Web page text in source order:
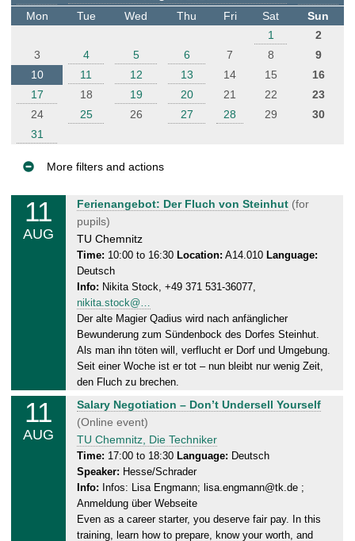
t
e
Mon
Tue Wed Thu Fri Sat
Sun
1
2
3
4 5 6 7 8
9
10
11 12 13 14 15
16
17
18 19 20 21 22
23
24
25 26 27 28 29
30
31
More filters and actions
11
AUG
T
u
e
s
d
a
y
,
1
.
8
.
2
0
2
6
Ferienangebot: Der Fluch von Steinhut (for
pupils)
TU Chemnitz
Time: 10:00 to 16:30 Location: A14.010 Language:
Deutsch
Info: Nikita Stock, +49 371 531-36077,
nikita.stock@…
Der alte Magier Qadius wird nach anfänglicher
Bewunderung zum Sündenbock des Dorfes Steinhut.
Als man ihn töten will, verflucht er Dorf und Umgebung.
Seit einer Woche ist er tot – nun bleibt nur wenig Zeit,
den Fluch zu brechen.
11
AUG
T
u
e
s
d
a
y
,
Salary Negotiation – Don’t Undersell Yourself
(Online event)
TU Chemnitz, Die Techniker
Time: 17:00 to 18:30 Language: Deutsch
Speaker: Hesse/Schrader
Info: Infos: Lisa Engmann; lisa.engmann@tk.de ;
Anmeldung über Webseite
Even as a career starter, you deserve fair pay. In this
training, learn how to prepare, know your worth, and